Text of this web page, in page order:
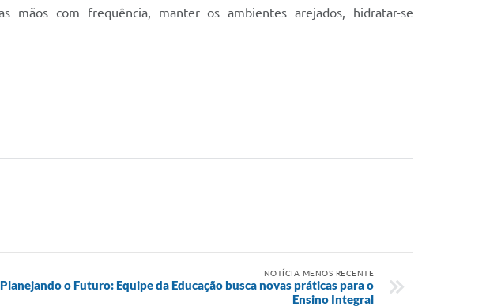
mãos com frequência, manter os ambientes arejados, hidratar-se
NOTÍCIA MENOS RECENTE
Planejando o Futuro: Equipe da Educação busca novas práticas para o
Ensino Integral